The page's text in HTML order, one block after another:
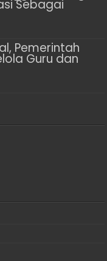
Sebagai
Pemerintah
Guru dan